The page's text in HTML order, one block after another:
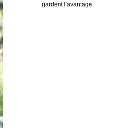
gardent l’avantage